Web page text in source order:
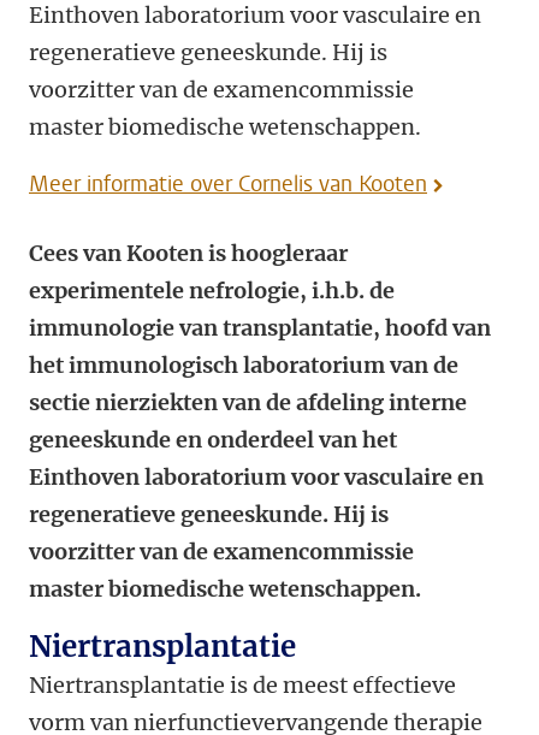
Einthoven laboratorium voor vasculaire en
regeneratieve geneeskunde. Hij is
voorzitter van de examencommissie
master biomedische wetenschappen.
Meer informatie over Cornelis van Kooten
Cees van Kooten is hoogleraar
experimentele nefrologie, i.h.b. de
immunologie van transplantatie, hoofd van
het immunologisch laboratorium van de
sectie nierziekten van de afdeling interne
geneeskunde en onderdeel van het
Einthoven laboratorium voor vasculaire en
regeneratieve geneeskunde. Hij is
voorzitter van de examencommissie
master biomedische wetenschappen.
Niertransplantatie
Niertransplantatie is de meest effectieve
vorm van nierfunctievervangende therapie